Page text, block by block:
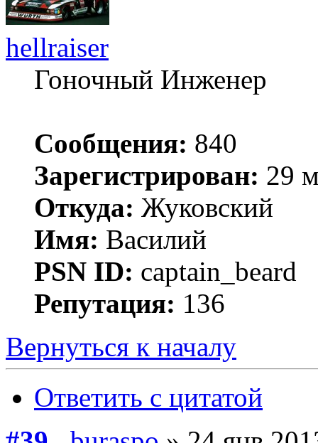
hellraiser
Гоночный Инженер
Сообщения: 840
Зарегистрирован: 29
Откуда: Жуковский
Имя: Василий
PSN ID: captain_beard
Репутация: 136
Вернуться к началу
Ответить с цитатой